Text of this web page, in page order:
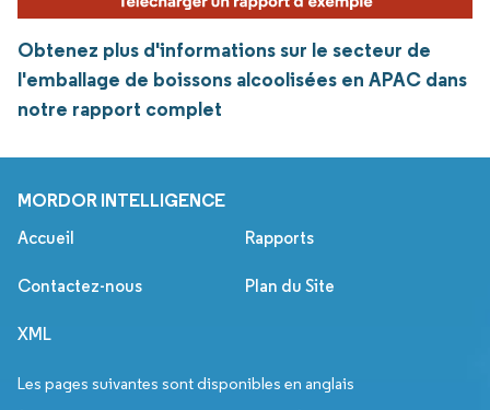
Obtenez plus d'informations sur le secteur de
l'emballage de boissons alcoolisées en APAC dans
notre rapport complet
MORDOR INTELLIGENCE
Accueil Rapports
Contactez-nous Plan du Site
XML
Les pages suivantes sont disponibles en anglais